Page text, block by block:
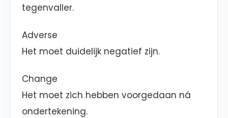
tegenvaller.
Adverse
Het moet duidelijk negatief zijn.
Change
Het moet zich hebben voorgedaan ná
ondertekening.